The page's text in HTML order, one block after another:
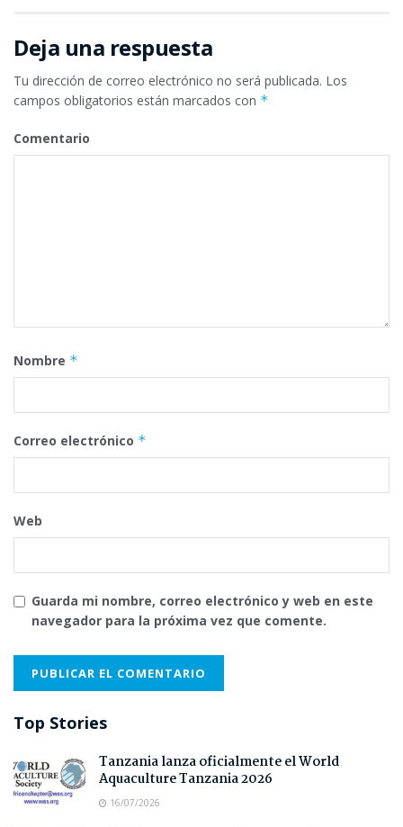
Deja una respuesta
Tu dirección de correo electrónico no será publicada. Los
campos obligatorios están marcados con *
Comentario
Nombre *
Correo electrónico *
Web
Guarda mi nombre, correo electrónico y web en este
navegador para la próxima vez que comente.
Top Stories
Tanzania lanza oficialmente el World
Aquaculture Tanzania 2026
16/07/2026